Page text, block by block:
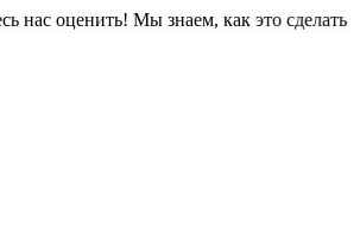
Мы знаем, как это сделать из